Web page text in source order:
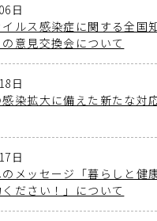
日
ルス感染症に関する全国
意見交換会について
日
感染拡大に備えた新たな対
日
メッセージ「暮らしと健
ださい！」について